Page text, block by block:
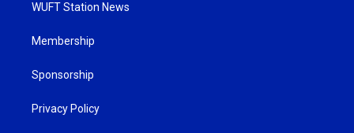
WUFT Station News
Membership
Sponsorship
Privacy Policy